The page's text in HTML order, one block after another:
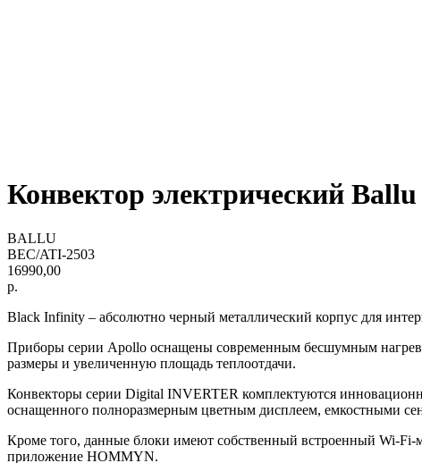
Конвектор электрический
BALLU
BEC/ATI-2503
16990,00
р.
Black Infinity – абсолютно черный металлический корпус для
Приборы серии Apollo оснащены современным бесшумным
размеры и увеличенную площадь теплоотдачи.
Конвекторы серии Digital INVERTER комплектуются
оснащенного полноразмерным цветным дисплеем, емкостными
Кроме того, данные блоки имеют собственный встроенный Wi-Fi-
приложение HOMMYN.